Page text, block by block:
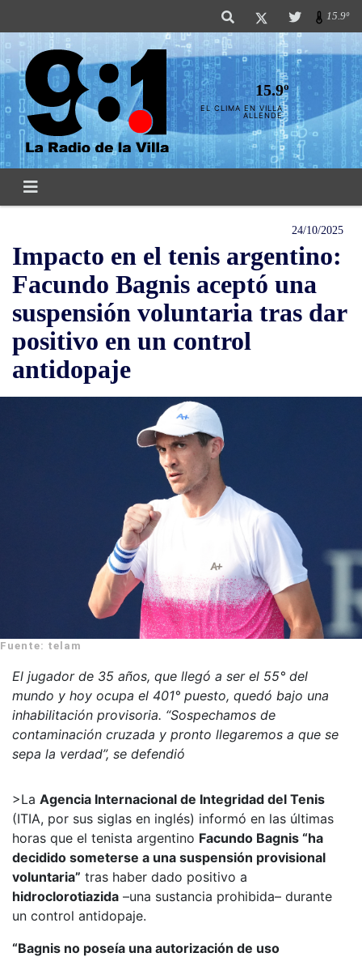
15.9º
15.9º
EL CLIMA EN VILLA
ALLENDE
24/10/2025
Impacto en el tenis argentino:
Facundo Bagnis aceptó una
suspensión voluntaria tras dar
positivo en un control
antidopaje
Fuente: telam
El jugador de 35 años, que llegó a ser el 55° del
mundo y hoy ocupa el 401° puesto, quedó bajo una
inhabilitación provisoria. “Sospechamos de
contaminación cruzada y pronto llegaremos a que se
sepa la verdad”, se defendió
>La Agencia Internacional de Integridad del Tenis
(ITIA, por sus siglas en inglés) informó en las últimas
horas que el tenista argentino Facundo Bagnis “ha
decidido someterse a una suspensión provisional
voluntaria” tras haber dado positivo a
hidroclorotiazida –una sustancia prohibida– durante
un control antidopaje.
“Bagnis no poseía una autorización de uso